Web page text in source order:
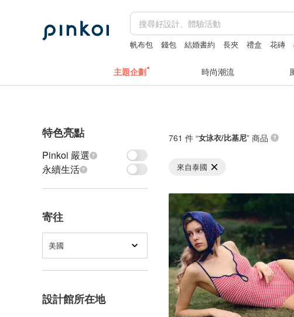
帆布包 錢包 結婚書約 長夾 禮盒 花磚
主題企劃 時尚潮流
特色亮點
Pinkoi 嚴選
永續生活
寄往
美國
設計館所在地
761 件 “女泳衣/比基尼” 商品
來自泰國